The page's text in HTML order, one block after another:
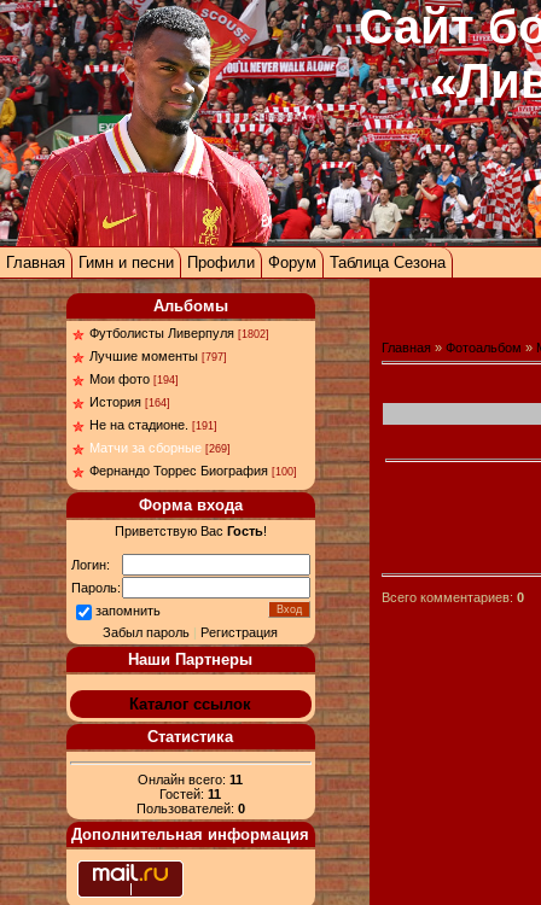
Сайт
Главная Гимн и песни Профили Форум Таблица Сезона
Альбомы
Футболисты Ливерпуля [1802]
Лучшие моменты [797]
Мои фото [194]
История [164]
Не на стадионе. [191]
Матчи за сборные [269]
Фернандо Торрес Биография [100]
Форма входа
Приветствую Вас Гость!
Логин:
Пароль:
запомнить
Забыл пароль |Регистрация
Наши Партнеры
Каталог ссылок
Статистика
Онлайн всего:11
Гостей:11
Пользователей: 0
Дополнительная информация
Главная » Фотоальбом »
Всего комментариев: 0